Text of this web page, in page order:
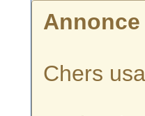
Annonce
Chers